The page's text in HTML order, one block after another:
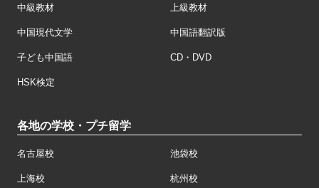
中級教材 上級教材
中国現代文学 中国語翻訳版
子ども中国語 CD・DVD
HSK検定
各地の学校・プチ留学
名古屋校 池袋校
上海校 杭州校